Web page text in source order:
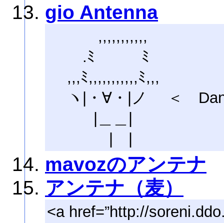
gio Antenna
,,,,,,,,,,,
.ﾐ ﾐ
,,,ﾐ,,,,,,,,,,,ﾐ,,,
ヽ|・∀・|ノ ＜
mavozのアンテナ
アンテナ（麦）
<a href=”http://